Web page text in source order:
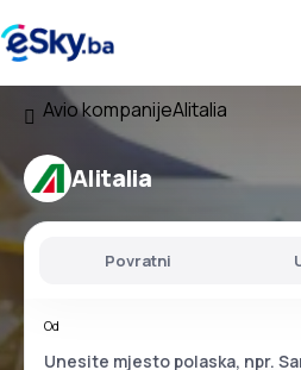
Avio kompanijeAlitalia
Alitalia
Povratni
Od